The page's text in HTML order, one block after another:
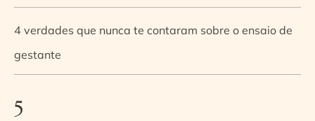
4 verdades que nunca te contaram sobre o ensaio de
gestante
5